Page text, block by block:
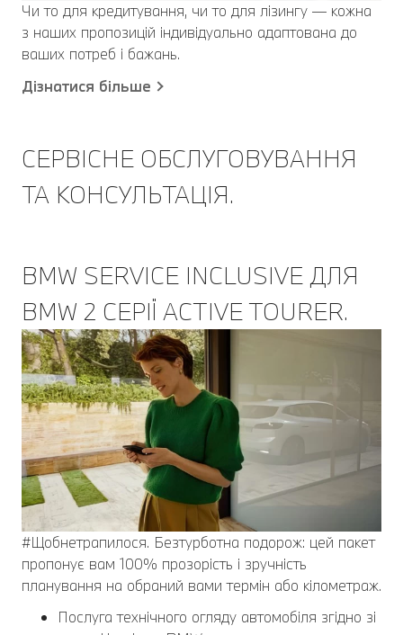
Чи то для кредитування, чи то для лізингу — кожна
з наших пропозицій індивідуально адаптована до
ваших потреб і бажань.
Дізнатися більше
СЕРВІСНЕ ОБСЛУГОВУВАННЯ
ТА КОНСУЛЬТАЦІЯ.
BMW SERVICE INCLUSIVE ДЛЯ
BMW 2 СЕРІЇ ACTIVE TOURER.
#Щобнетрапилося. Безтурботна подорож: цей пакет
пропонує вам 100% прозорість і зручність
планування на обраний вами термін або кілометраж.
Послуга технічного огляду автомобіля згідно зі